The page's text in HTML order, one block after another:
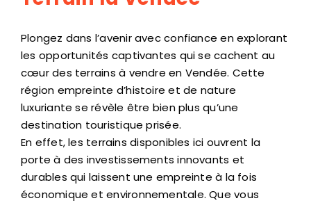
Plongez dans l’avenir avec confiance en explorant
les opportunités captivantes qui se cachent au
cœur des terrains à vendre en Vendée. Cette
région empreinte d’histoire et de nature
luxuriante se révèle être bien plus qu’une
destination touristique prisée.
En effet, les terrains disponibles ici ouvrent la
porte à des investissements innovants et
durables qui laissent une empreinte à la fois
économique et environnementale. Que vous